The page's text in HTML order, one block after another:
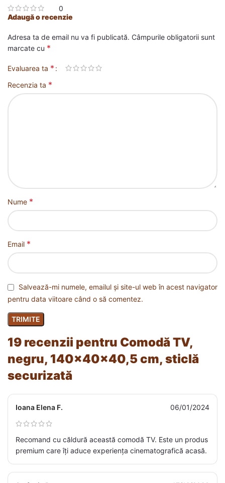
0
19 recenzii pentru Comodă TV,
negru, 140x40x40,5 cm, sticlă
securizată
Ioana Elena F. 06/01/2024
Recomand cu căldură această comodă TV. Este un produs
premium care îți aduce experiența cinematografică acasă.
Adaugă o recenzie
Adresa ta de email nu va fi publicată. Câmpurile obligatorii sunt
marcate cu *
Evaluarea ta *
Recenzia ta *
Nume *
Email *
Salvează-mi numele, emailul și site-ul web în acest navigator
pentru data viitoare când o să comentez.